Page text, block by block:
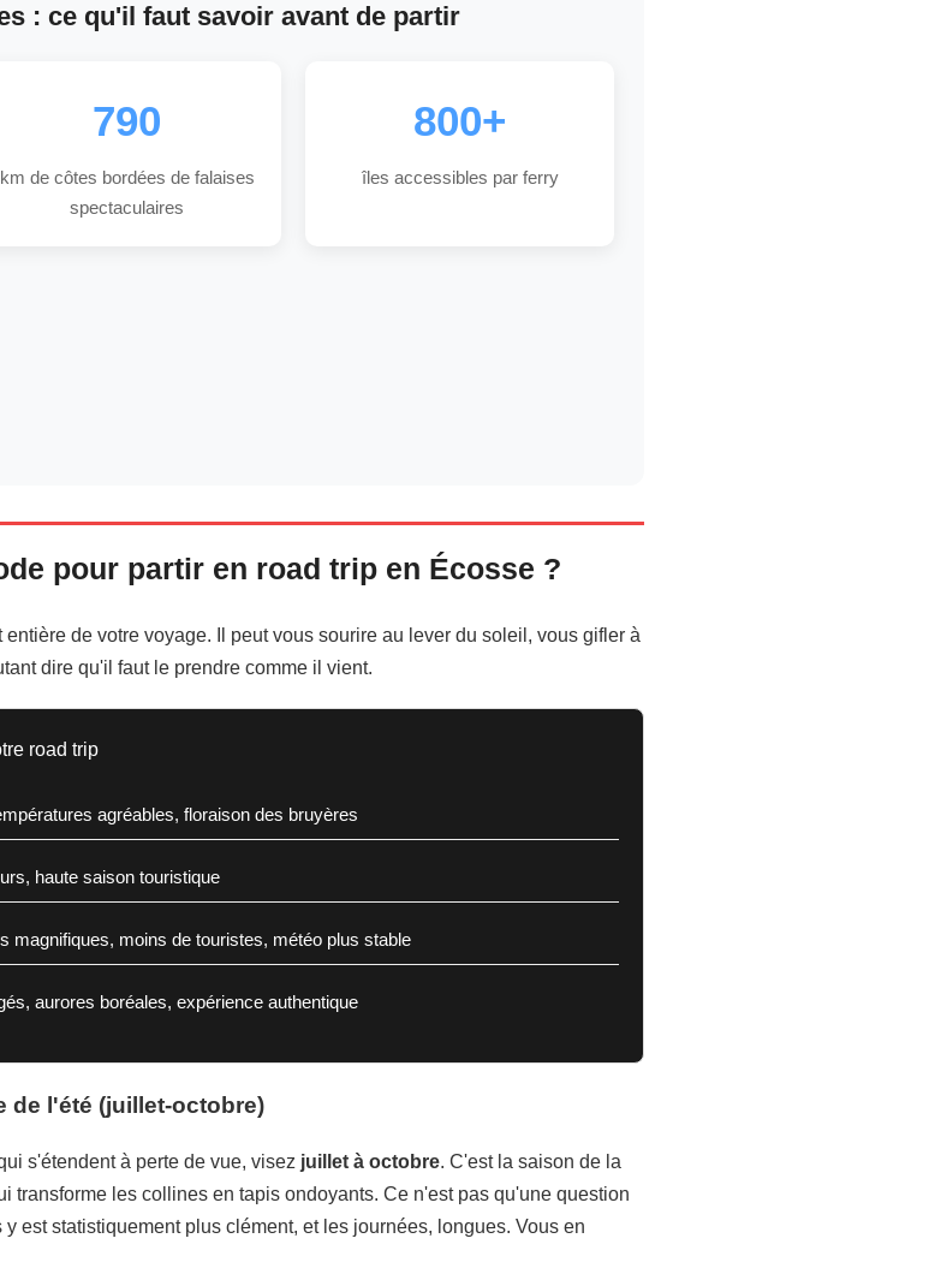
: ce qu'il faut savoir avant de partir
790
km de côtes bordées de falaises
spectaculaires
800+
îles accessibles par ferry
pour partir en road trip en Écosse ?
de votre voyage. Il peut vous sourire au lever du soleil, vous gifler à
dire qu'il faut le prendre comme il vient.
road trip
agréables, floraison des bruyères
haute saison touristique
magnifiques, moins de touristes, météo plus stable
aurores boréales, expérience authentique
de l'été (juillet-octobre)
s'étendent à perte de vue, visez juillet à octobre. C'est la saison de la
transforme les collines en tapis ondoyants. Ce n'est pas qu'une question
est statistiquement plus clément, et les journées, longues. Vous en